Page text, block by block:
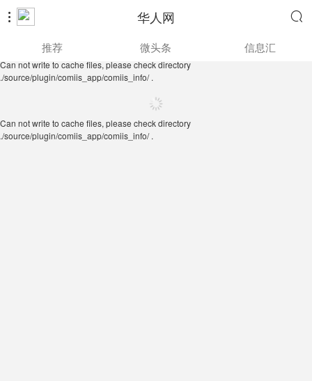
 华人网 
./source/plugin/comiis_app/comiis_info/ .
推荐 微头条 信息汇
Can not write to cache files, please check directory
./source/plugin/comiis_app/comiis_info/ .
Can not write to cache files, please check directory
./source/plugin/comiis_app/comiis_info/ .